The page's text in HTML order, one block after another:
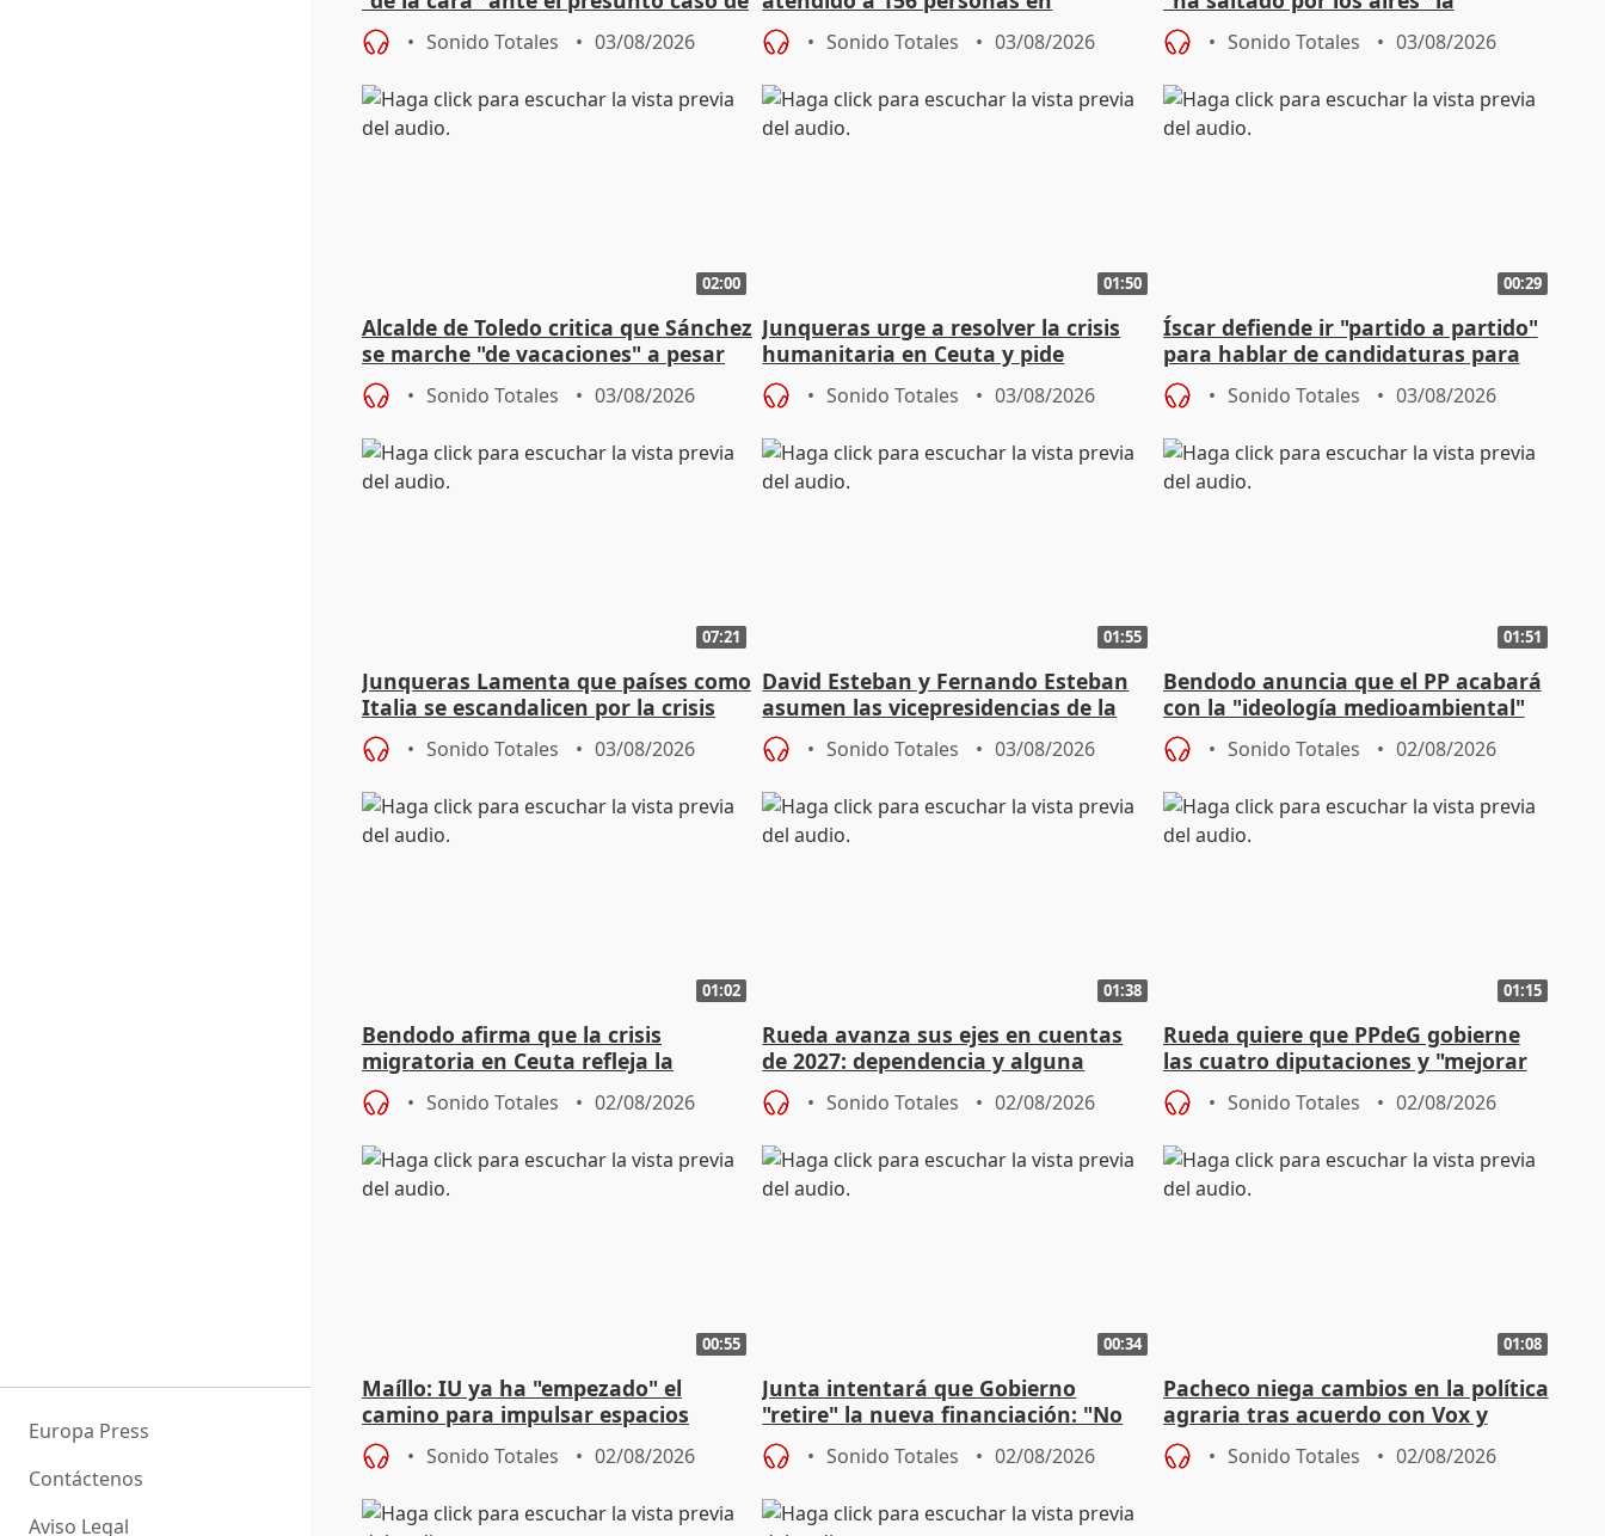
Europa Press
Contáctenos
Aviso Legal
acoso del CEO de ADM
Sonido Totales 03/08/2026
situación de calle durante Campaña
de CalorSonido Totales 03/08/2026
negociación tras acuerdo con SMA
Sonido Totales 03/08/2026
02:00
Alcalde de Toledo critica que Sánchez
se marche "de vacaciones" a pesar
de la crisis migratoria
Sonido Totales 03/08/2026
01:50
Junqueras urge a resolver la crisis
humanitaria en Ceuta y pide
responsabilidad a la UE
Sonido Totales 03/08/2026
00:29
Íscar defiende ir "partido a partido"
para hablar de candidaturas para
2027
Sonido Totales 03/08/2026
07:21
Junqueras Lamenta que países como
Italia se escandalicen por la crisis
migratoria
Sonido Totales 03/08/2026
01:55
David Esteban y Fernando Esteban
asumen las vicepresidencias de la
Diputación de Valladolid
Sonido Totales 03/08/2026
01:51
Bendodo anuncia que el PP acabará
con la "ideología medioambiental"
para regenerar las playas
Sonido Totales 02/08/2026
01:02
Bendodo afirma que la crisis
migratoria en Ceuta refleja la
"extrema debilidad" del Gobierno
Sonido Totales 02/08/2026
01:38
Rueda avanza sus ejes en cuentas
de 2027: dependencia y alguna
rebaja fiscal más en vivienda
Sonido Totales 02/08/2026
01:15
Rueda quiere que PPdeG gobierne
las cuatro diputaciones y "mejorar
en concejales" en ciudades
Sonido Totales 02/08/2026
00:55
Maíllo: IU ya ha "empezado" el
camino para impulsar espacios
unitarios para las municipales
Sonido Totales 02/08/2026
00:34
Junta intentará que Gobierno
"retire" la nueva financiación: "No
puede ser saqueo a las arcas"
Sonido Totales 02/08/2026
01:08
Pacheco niega cambios en la política
agraria tras acuerdo con Vox y
asegura defensa del sector
Sonido Totales 02/08/2026